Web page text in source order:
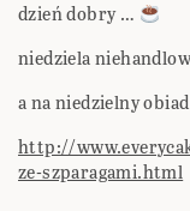
dzień dobry …
niedziela
a na niedzielny
http://
ze-szparagami.html